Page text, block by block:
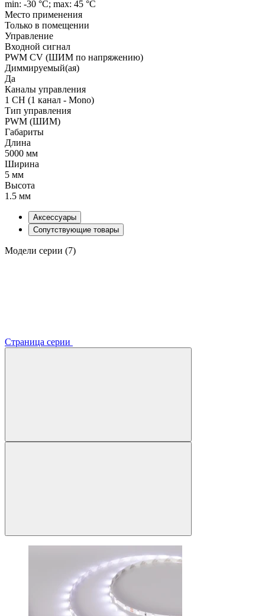
min: -30 °C; max: 45 °C
Место применения
Только в помещении
Управление
Входной сигнал
PWM СV (ШИМ по напряжению)
Диммируемый(ая)
Да
Каналы управления
1 CH (1 канал - Mono)
Тип управления
PWM (ШИМ)
Габариты
Длина
5000 мм
Ширина
5 мм
Высота
1.5 мм
Аксессуары
Сопутствующие товары
Модели серии (7)
Страница серии